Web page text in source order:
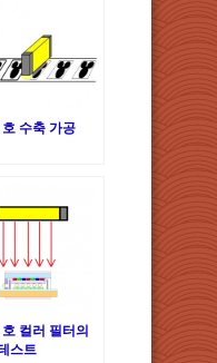
수축 가공
컬러 필터의
스트